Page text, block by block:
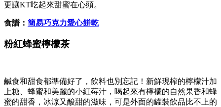
更讓KT吃起來甜蜜在心頭。
食譜： 簡易巧克力愛心餅乾
粉紅蜂蜜檸檬茶
鹹食和甜食都準備好了，飲料也別忘記！新鮮現榨的檸檬汁加
上糖、蜂蜜和美麗的小紅莓汁，喝起來有檸檬的自然果香和蜂
蜜的甜香，冰涼又酸甜的滋味，可是外面的罐裝飲品比不上的